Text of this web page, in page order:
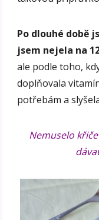
Po dlouhé době
jsem nejela na
ale podle toho,
doplňovala
potřebám a
Nemuselo